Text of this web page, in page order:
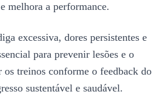
melhora a performance.
excessiva, dores persistentes e
para prevenir lesões e o
os treinos conforme o feedback do
sustentável e saudável.